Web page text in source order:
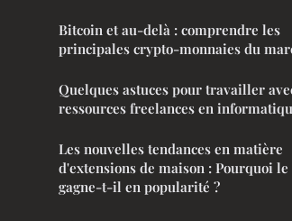
Bitcoin et au-delà : comprendre les
principales crypto-monnaies du
Quelques astuces pour travailler
ressources freelances en
Les nouvelles tendances en matière
d'extensions de maison : Pourquoi le
gagne-t-il en popularité ?